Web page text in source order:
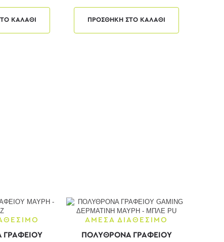
ΚΑΛΑΘΙ ΠΡΟΣΘΗΚΗ ΣΤΟ ΚΑΛΑΘΙ
ΑΜΕΣΑ ΔΙΑΘΕΣΙΜΟ
ΠΟΛΥΘΡΟΝΑ ΓΡΑΦΕΙΟΥ